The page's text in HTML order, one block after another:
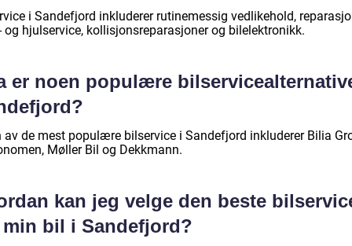
i Sandefjord inkluderer rutinemessig vedlikehold,
og hjulservice, kollisjonsreparasjoner og bilelektronikk.
er noen populære
av de mest populære bilservice i Sandefjord inkluderer Bilia
Møller Bil og Dekkmann.
kan jeg velge den beste
bil i Sandefjord?